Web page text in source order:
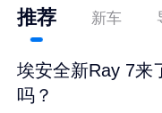
推荐 新车
埃安全新Ray 7来
吗？